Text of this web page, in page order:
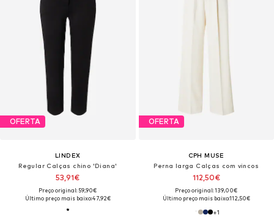
OFERTA
LINDEX
Regular Calças chino 'Diana'
53,91€
Preço original: 59,90€
Último preço mais baixo:47,92€
OFERTA
CPH MUSE
Perna larga Calças com vincos
112,50€
Preço original: 139,00€
Último preço mais baixo:112,50€
+1